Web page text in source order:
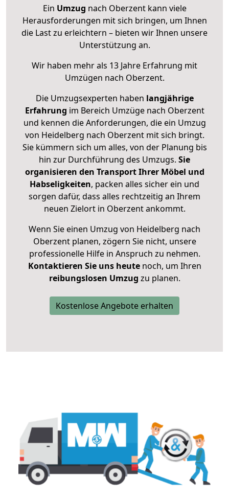
Ein Umzug nach Oberzent kann viele
Herausforderungen mit sich bringen, um Ihnen
die Last zu erleichtern – bieten wir Ihnen unsere
Unterstützung an.
Wir haben mehr als 13 Jahre Erfahrung mit
Umzügen nach Oberzent.
Die Umzugsexperten haben langjährige
Erfahrung im Bereich Umzüge nach Oberzent
und kennen die Anforderungen, die ein Umzug
von Heidelberg nach Oberzent mit sich bringt.
Sie kümmern sich um alles, von der Planung bis
hin zur Durchführung des Umzugs. Sie
organisieren den Transport Ihrer Möbel und
Habseligkeiten, packen alles sicher ein und
sorgen dafür, dass alles rechtzeitig an Ihrem
neuen Zielort in Oberzent ankommt.
Wenn Sie einen Umzug von Heidelberg nach
Oberzent planen, zögern Sie nicht, unsere
professionelle Hilfe in Anspruch zu nehmen.
Kontaktieren Sie uns heutenoch, um Ihren
reibungslosen Umzug zu planen.
Kostenlose Angebote erhalten